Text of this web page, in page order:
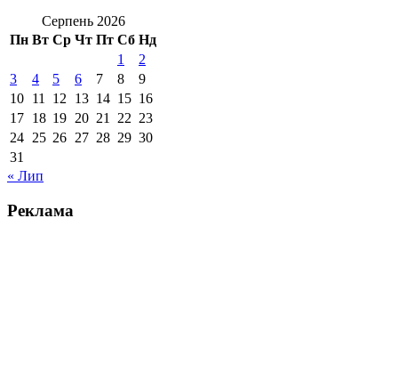
Серпень 2026
Пн Вт Ср Чт Пт Сб Нд
1
2
3
4 5 6 7 8
9
10 11 12 13 14 15 16
17 18 19 20 21 22 23
24 25 26 27 28 29 30
31
« Лип
Реклама